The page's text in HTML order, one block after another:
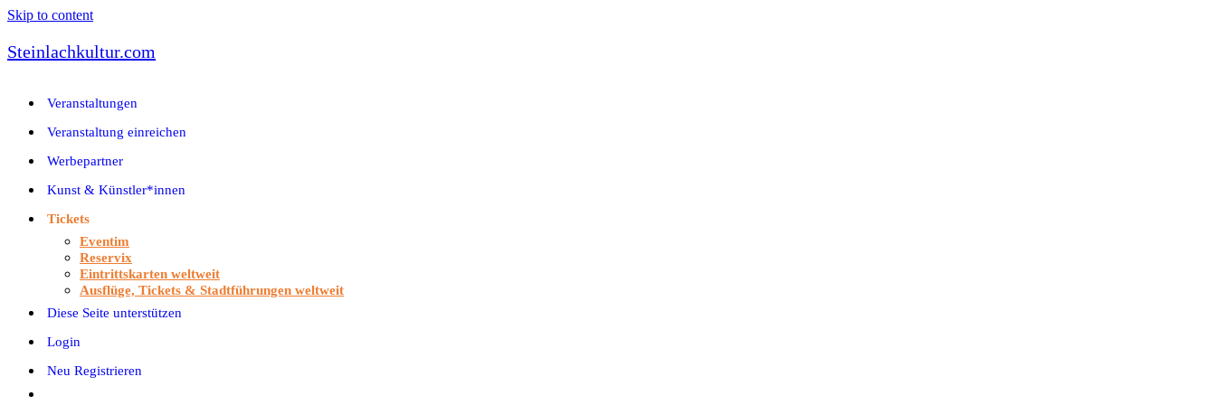
Skip to content
Steinlachkultur.com
Veranstaltungen
Veranstaltung einreichen
Werbepartner
Kunst & Künstler*innen
Tickets
Eventim
Reservix
Eintrittskarten weltweit
Ausflüge, Tickets & Stadtführungen weltweit
Diese Seite unterstützen
Login
Neu Registrieren